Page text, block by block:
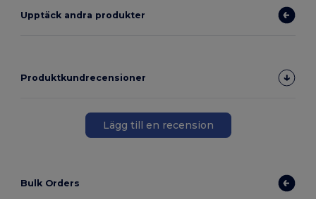
Upptäck andra produkter
Produktkundrecensioner
Lägg till en recension
Bulk Orders